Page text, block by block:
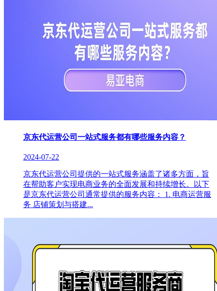
京东代运营公司一站式服务都有哪些服务内容？
2024-07-22
京东代运营公司提供的一站式服务涵盖了诸多方面，旨
在帮助客户实现电商业务的全面发展和持续增长。以下
是京东代运营公司通常提供的服务内容： 1. 电商运营服
务 店铺策划与搭建...